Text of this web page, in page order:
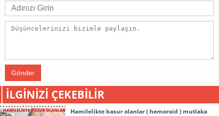
Gönder
İLGINIZI ÇEKEBILIR
Hamilelikte basur olanlar ( hemoroid ) mutlaka